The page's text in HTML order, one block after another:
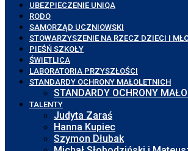
UBEZPIECZENIE UNIQA
RODO
SAMORZĄD UCZNIOWSKI
STOWARZYSZENIE NA RZECZ DZIECI I
PIEŚŃ SZKOŁY
ŚWIETLICA
LABORATORIA PRZYSZŁOŚCI
STANDARDY OCHRONY MAŁOLETNICH
STANDARDY OCHRONY
TALENTY
Judyta Zaraś
Hanna Kupiec
Szymon Dłubak